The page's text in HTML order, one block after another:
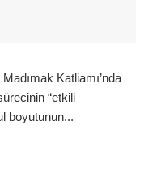
Katliamı’nda
“etkili
boyutunun...